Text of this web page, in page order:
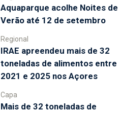
Aquaparque acolhe Noites de
Verão até 12 de setembro
Regional
IRAE apreendeu mais de 32
toneladas de alimentos entre
2021 e 2025 nos Açores
Capa
Mais de 32 toneladas de